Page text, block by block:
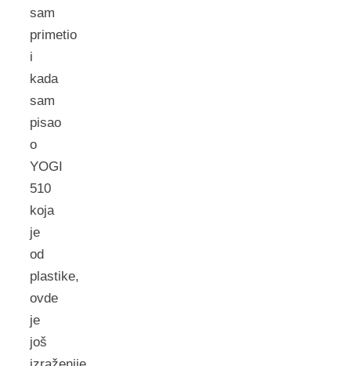
sam
primetio
i
kada
sam
pisao
o
YOGI
510
koja
je
od
plastike,
ovde
je
još